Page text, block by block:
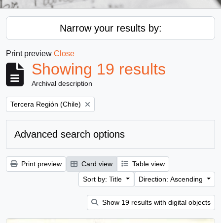
Narrow your results by:
Print preview Close
Showing 19 results
Archival description
Remove filter:
Tercera Región (Chile)
Advanced search options
Print preview Card view
Table view
Sort by: Title
Direction: Ascending
Show 19 results with digital objects